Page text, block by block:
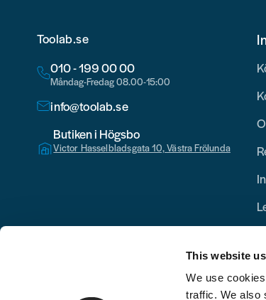
This website
We use
traffic. We also
Toolab.se
010 - 199 00 00
Måndag-Fredag 08.00-15:00
info@toolab.se
Butiken i Högsbo
Victor Hasselbladsgata 10, Västra Frölunda